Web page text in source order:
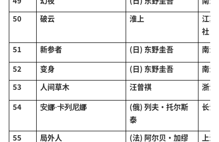
50
破云 淮上
江苏
社
51
新参者 (日) 东野圭吾
南海
52
变身 (日) 东野圭吾
南海
53
人间草木 汪曾祺
浙江
54
安娜·卡列尼娜
(俄) 列夫·托尔斯
泰
长江
55 局外人 (法) 阿尔贝·加缪
上